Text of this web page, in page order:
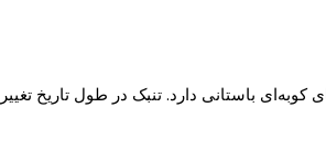
باستانی دارد. تنبک در طول تاریخ